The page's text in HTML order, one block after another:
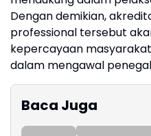
Dengan demikian,
professional tersebut
kepercayaan
dalam mengawal
Baca Juga